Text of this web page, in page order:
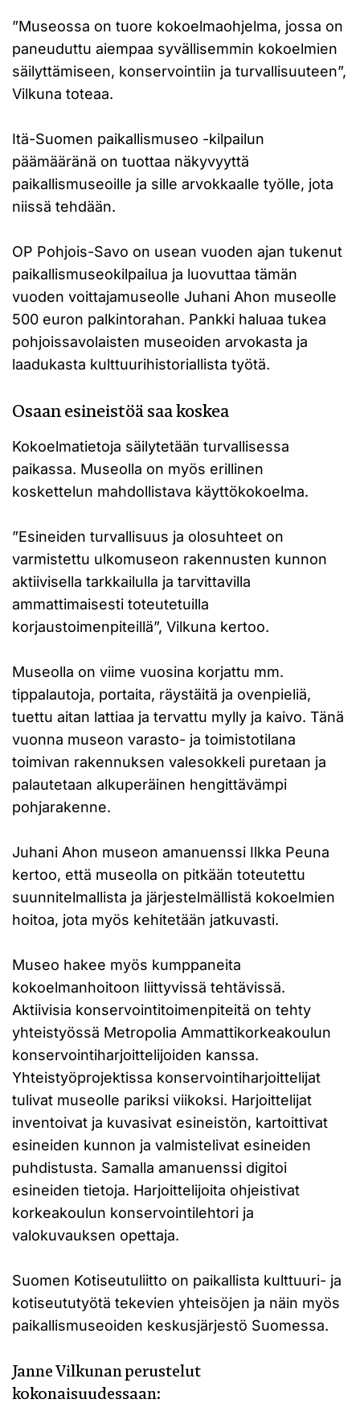
”Museossa on tuore kokoelmaohjelma, jossa on
paneuduttu aiempaa syvällisemmin kokoelmien
säilyttämiseen, konservointiin ja turvallisuuteen”,
Vilkuna toteaa.
Itä-Suomen paikallismuseo -kilpailun
päämääränä on tuottaa näkyvyyttä
paikallismuseoille ja sille arvokkaalle työlle, jota
niissä tehdään.
OP Pohjois-Savo on usean vuoden ajan tukenut
paikallismuseokilpailua ja luovuttaa tämän
vuoden voittajamuseolle Juhani Ahon museolle
500 euron palkintorahan. Pankki haluaa tukea
pohjoissavolaisten museoiden arvokasta ja
laadukasta kulttuurihistoriallista työtä.
Osaan esineistöä saa koskea
Kokoelmatietoja säilytetään turvallisessa
paikassa. Museolla on myös erillinen
koskettelun mahdollistava käyttökokoelma.
”Esineiden turvallisuus ja olosuhteet on
varmistettu ulkomuseon rakennusten kunnon
aktiivisella tarkkailulla ja tarvittavilla
ammattimaisesti toteutetuilla
korjaustoimenpiteillä”, Vilkuna kertoo.
Museolla on viime vuosina korjattu mm.
tippalautoja, portaita, räystäitä ja ovenpieliä,
tuettu aitan lattiaa ja tervattu mylly ja kaivo. Tänä
vuonna museon varasto- ja toimistotilana
toimivan rakennuksen valesokkeli puretaan ja
palautetaan alkuperäinen hengittävämpi
pohjarakenne.
Juhani Ahon museon amanuenssi Ilkka Peuna
kertoo, että museolla on pitkään toteutettu
suunnitelmallista ja järjestelmällistä kokoelmien
hoitoa, jota myös kehitetään jatkuvasti.
Museo hakee myös kumppaneita
kokoelmanhoitoon liittyvissä tehtävissä.
Aktiivisia konservointitoimenpiteitä on tehty
yhteistyössä Metropolia Ammattikorkeakoulun
konservointiharjoittelijoiden kanssa.
Yhteistyöprojektissa konservointiharjoittelijat
tulivat museolle pariksi viikoksi. Harjoittelijat
inventoivat ja kuvasivat esineistön, kartoittivat
esineiden kunnon ja valmistelivat esineiden
puhdistusta. Samalla amanuenssi digitoi
esineiden tietoja. Harjoittelijoita ohjeistivat
korkeakoulun konservointilehtori ja
valokuvauksen opettaja.
Suomen Kotiseutuliitto on paikallista kulttuuri- ja
kotiseututyötä tekevien yhteisöjen ja näin myös
paikallismuseoiden keskusjärjestö Suomessa.
Janne Vilkunan perustelut
kokonaisuudessaan: